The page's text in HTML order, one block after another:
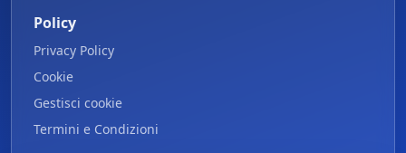
Policy
Privacy Policy
Cookie
Gestisci cookie
Termini e Condizioni